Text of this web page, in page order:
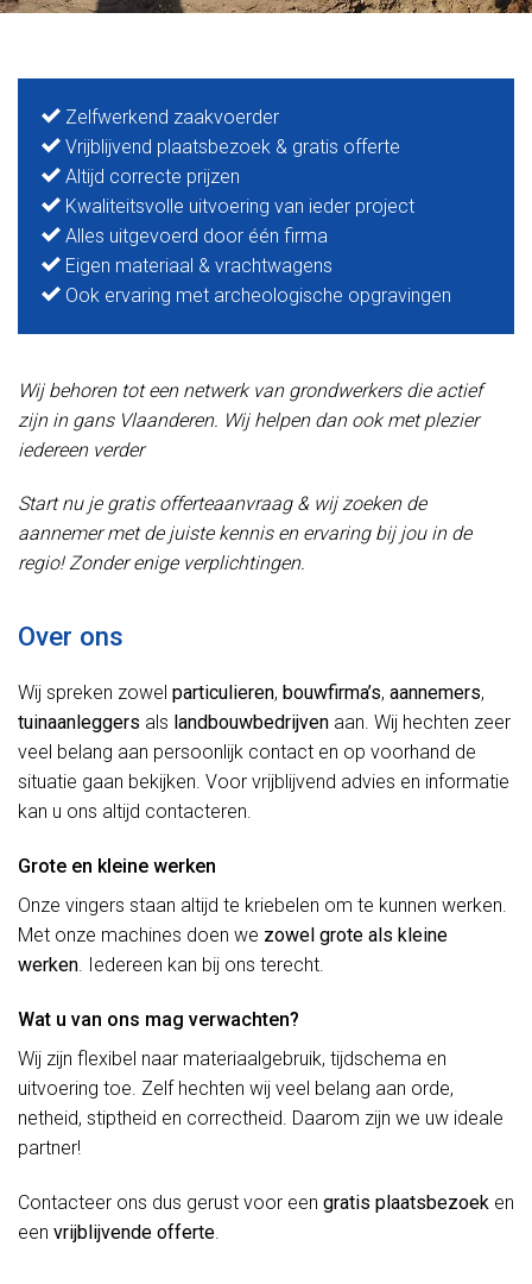
Zelfwerkend zaakvoerder
Vrijblijvend plaatsbezoek & gratis offerte
Altijd correcte prijzen
Kwaliteitsvolle uitvoering van ieder project
Alles uitgevoerd door één firma
Eigen materiaal & vrachtwagens
Ook ervaring met archeologische opgravingen
Wij behoren tot een netwerk van grondwerkers die actief
zijn in gans Vlaanderen. Wij helpen dan ook met plezier
iedereen verder
Start nu je gratis offerteaanvraag & wij zoeken de
aannemer met de juiste kennis en ervaring bij jou in de
regio! Zonder enige verplichtingen.
Over ons
Wij spreken zowel particulieren, bouwfirma’s, aannemers,
tuinaanleggers als landbouwbedrijven aan. Wij hechten zeer
veel belang aan persoonlijk contact en op voorhand de
situatie gaan bekijken. Voor vrijblijvend advies en informatie
kan u ons altijd contacteren.
Grote en kleine werken
Onze vingers staan altijd te kriebelen om te kunnen werken.
Met onze machines doen we zowel grote als kleine
werken. Iedereen kan bij ons terecht.
Wat u van ons mag verwachten?
Wij zijn flexibel naar materiaalgebruik, tijdschema en
uitvoering toe. Zelf hechten wij veel belang aan orde,
netheid, stiptheid en correctheid. Daarom zijn we uw ideale
partner!
Contacteer ons dus gerust voor een gratis plaatsbezoek en
een vrijblijvende offerte